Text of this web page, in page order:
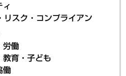
ィ
リスク・コンプライアン
労働
教育・子ども
働